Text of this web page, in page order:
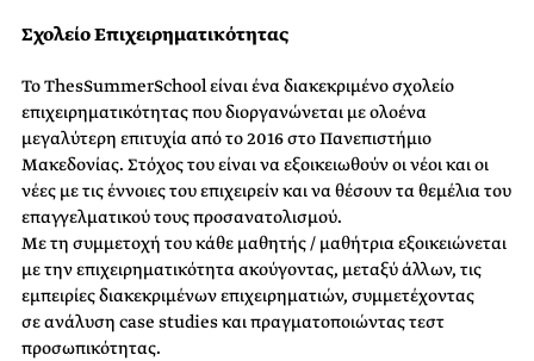
Σχολείο Επιχειρηματικότητας
Το ThesSummerSchool είναι ένα διακεκριμένο σχολείο
επιχειρηματικότητας που διοργανώνεται με ολοένα
μεγαλύτερη επιτυχία από το 2016 στο Πανεπιστήμιο
Μακεδονίας. Στόχος του είναι να εξοικειωθούν οι νέοι και οι
νέες με τις έννοιες του επιχειρείν και να θέσουν τα θεμέλια του
επαγγελματικού τους προσανατολισμού.
Με τη συμμετοχή του κάθε μαθητής / μαθήτρια εξοικειώνεται
με την επιχειρηματικότητα ακούγοντας, μεταξύ άλλων, τις
εμπειρίες διακεκριμένων επιχειρηματιών, συμμετέχοντας
σε ανάλυση case studies και πραγματοποιώντας τεστ
προσωπικότητας.